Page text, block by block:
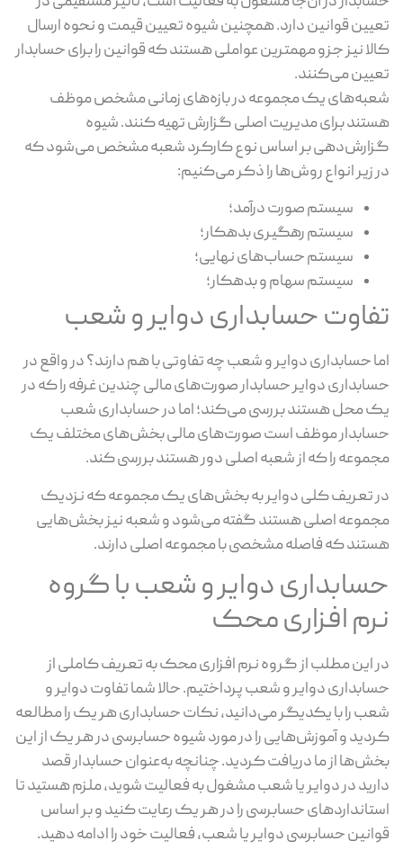
تعیین قوانین دارد. همچنین شیوه تعیین قیمت و نحوه ارسال
کالا نیز جزو مهمترین عواملی هستند که قوانین را برای حسابدار
تعیین می‌کنند.
شعبه‌های یک مجموعه در بازه‌های زمانی مشخص موظف
هستند برای مدیریت اصلی گزارش تهیه کنند. شیوه
گزارش‌دهی بر اساس نوع کارکرد شعبه مشخص می‌شود که
در زیر انواع روش‌ها را ذکر می‌کنیم:
سیستم صورت درآمد؛
سیستم رهگیری بدهکار؛
سیستم حساب‌های نهایی؛
سیستم سهام و بدهکار؛
تفاوت حسابداری دوایر و شعب
اما حسابداری دوایر و شعب چه تفاوتی با هم دارند؟ در واقع در
حسابداری دوایر حسابدار صورت‌های مالی چندین غرفه را که در
یک محل هستند بررسی می‌کند؛ اما در حسابداری شعب
حسابدار موظف است صورت‌های مالی بخش‌های مختلف یک
مجموعه را که از شعبه اصلی دور هستند بررسی کند.
در تعریف کلی دوایر به بخش‌های یک مجموعه که نزدیک
مجموعه اصلی هستند گفته می‌شود و شعبه نیز بخش‌هایی
هستند که فاصله مشخصی با مجموعه اصلی دارند.
حسابداری دوایر و شعب با گروه
نرم افزاری محک
در این مطلب از گروه نرم افزاری محک به تعریف کاملی از
حسابداری دوایر و شعب پرداختیم. حالا شما تفاوت دوایر و
شعب را با یکدیگر می‌دانید، نکات حسابداری هر یک را مطالعه
کردید و آموزش‌هایی را در مورد شیوه حسابرسی در هر یک از این
بخش‌ها از ما دریافت کردید. چنانچه به‌عنوان حسابدار قصد
دارید در دوایر یا شعب مشغول به فعالیت شوید، ملزم هستید تا
استانداردهای حسابرسی را در هر یک رعایت کنید و بر اساس
قوانین حسابرسی دوایر یا شعب، فعالیت خود را ادامه دهید.